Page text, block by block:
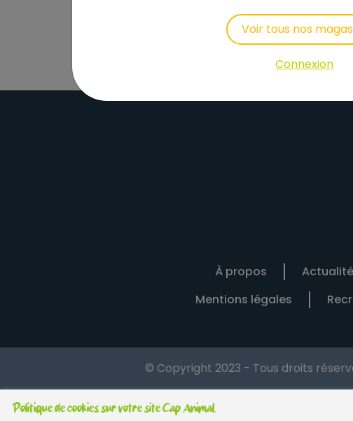
Politique de cookies sur votre site Cap Animal.
À propos
Mentions légales
© Copyright 2023 - Tous droits
Voir tous nos
Connexion